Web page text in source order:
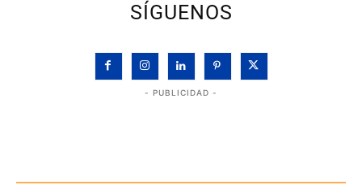
SÍGUENOS
- PUBLICIDAD -